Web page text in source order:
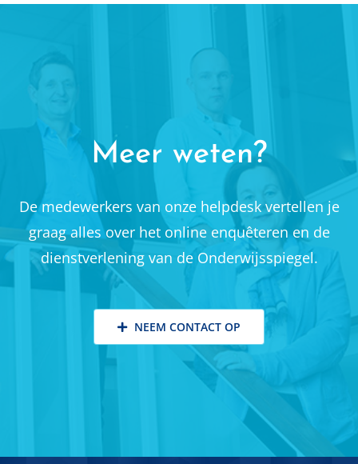
Meer weten?
De medewerkers van onze helpdesk vertellen je
graag alles over het online enquêteren en de
dienstverlening van de Onderwijsspiegel.
NEEM CONTACT OP